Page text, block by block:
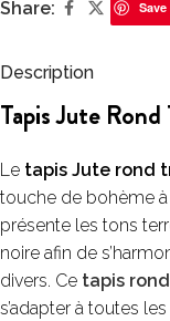
Share: Save
Description
Tapis Jute
Le tapis Jute rond
touche de bohème à
présente les tons
noire afin de
divers. Ce tapis rond
s’adapter à toutes